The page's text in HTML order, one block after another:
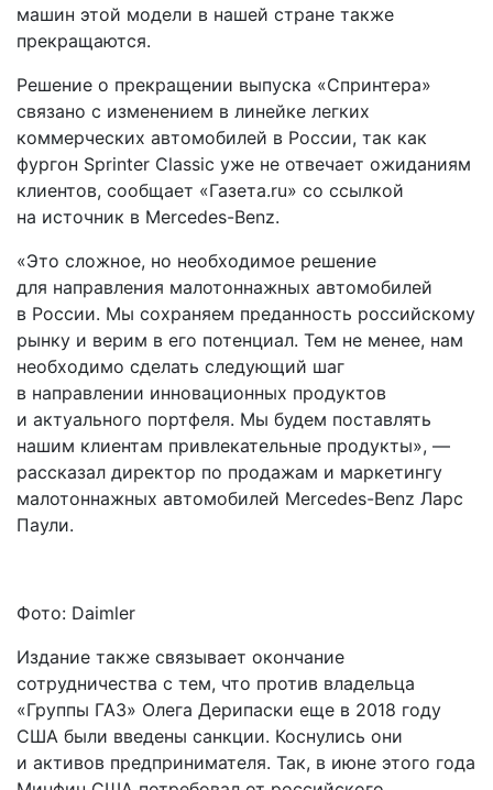
машин этой модели в нашей стране также
прекращаются.
Решение о прекращении выпуска «Спринтера»
связано с изменением в линейке легких
коммерческих автомобилей в России, так как
фургон Sprinter Classic уже не отвечает ожиданиям
клиентов, сообщает «Газета.ru» со ссылкой
на источник в Mercedes-Benz.
«Это сложное, но необходимое решение
для направления малотоннажных автомобилей
в России. Мы сохраняем преданность российскому
рынку и верим в его потенциал. Тем не менее, нам
необходимо сделать следующий шаг
в направлении инновационных продуктов
и актуального портфеля. Мы будем поставлять
нашим клиентам привлекательные продукты», —
рассказал директор по продажам и маркетингу
малотоннажных автомобилей Mercedes-Benz Ларс
Паули.
Фото: Daimler
Издание также связывает окончание
сотрудничества с тем, что против владельца
«Группы ГАЗ» Олега Дерипаски еще в 2018 году
США были введены санкции. Коснулись они
и активов предпринимателя. Так, в июне этого года